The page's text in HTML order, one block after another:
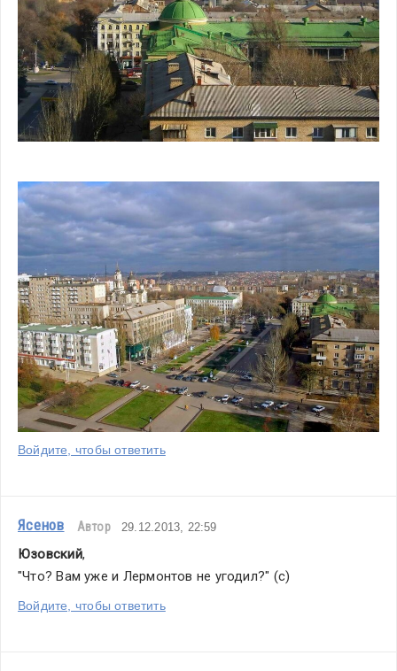
Войдите, чтобы ответить
Ясенов Автор 29.12.2013, 22:59
Юзовский,
"Что? Вам уже и Лермонтов не угодил?" (с)
Войдите, чтобы ответить